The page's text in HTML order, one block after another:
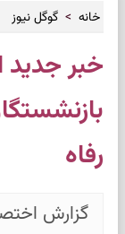
خانه گوگل نیوز
خبر جدید
رفاه
گزارش